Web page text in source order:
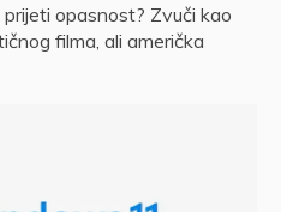
opasnost? Zvuči kao
filma, ali američka